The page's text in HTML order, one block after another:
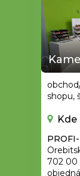
shopu,
Kde
702 00